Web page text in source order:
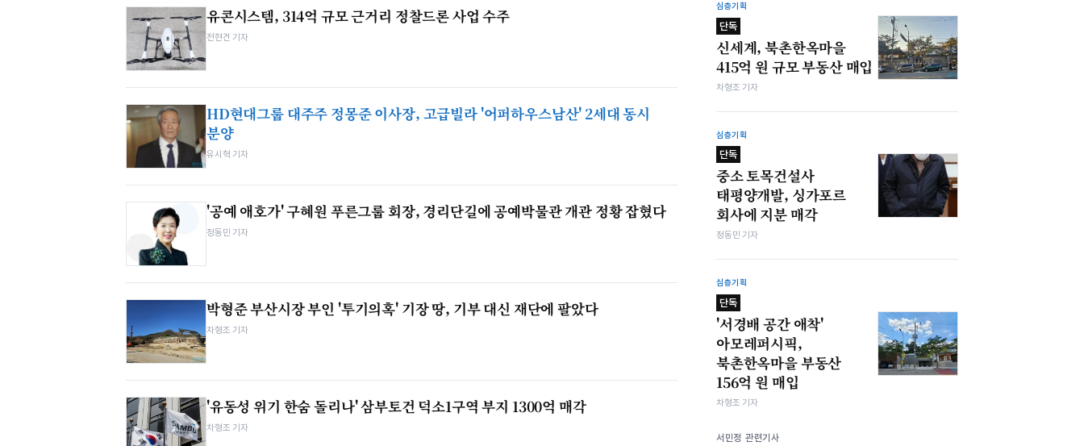
유콘시스템, 314억 규모 근거리 정찰드론 사업 수주
전현건 기자
HD현대그룹 대주주 정몽준 이사장, 고급빌라 '어퍼하우스남산' 2세대 동시
분양
유시혁 기자
'공예 애호가' 구혜원 푸른그룹 회장, 경리단길에 공예박물관 개관 정황 잡혔다
정동민 기자
박형준 부산시장 부인 '투기의혹' 기장 땅, 기부 대신 재단에 팔았다
차형조 기자
'유동성 위기 한숨 돌리나' 삼부토건 덕소1구역 부지 1300억 매각
차형조 기자
심층기획
단독
신세계, 북촌한옥마을
415억 원 규모 부동산 매입
차형조 기자
심층기획
단독
중소 토목건설사
태평양개발, 싱가포르
회사에 지분 매각
정동민 기자
심층기획
단독
'서경배 공간 애착'
아모레퍼시픽,
북촌한옥마을 부동산
156억 원 매입
차형조 기자
서민정 관련기사